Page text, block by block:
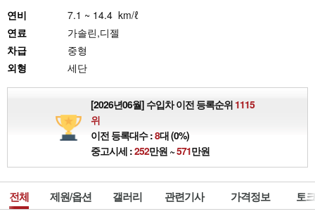
연비
7.1 ~ 14.4 km/ℓ
연료
가솔린,디젤
차급
중형
외형
세단
[2026년06월] 수입차 이전 등록순위 1115
위
이전 등록대수 :8대 (0%)
중고시세 :252만원 ~571만원
전체 제원/옵션 갤러리 관련기사 가격정보 토